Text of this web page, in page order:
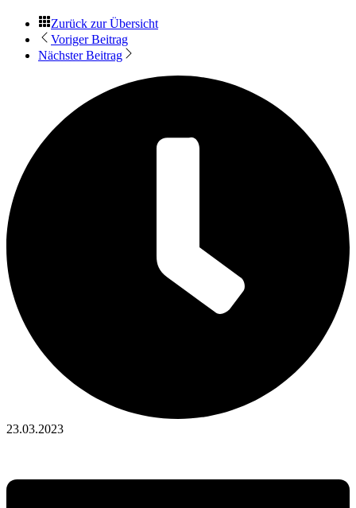
Zurück zur Übersicht
Voriger Beitrag
Nächster Beitrag
23.03.2023